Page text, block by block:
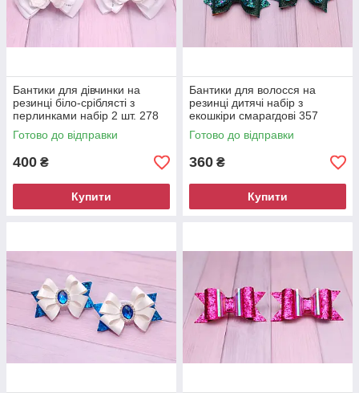
Бантики для дівчинки на
резинці біло-сріблясті з
перлинками набір 2 шт. 278
об
Готово до відправки
400 ₴
Купити
Бантики для волосся на
резинці дитячі набір з
екошкіри смарагдові 357
Готово до відправки
360 ₴
Купити